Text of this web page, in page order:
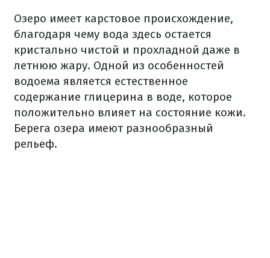
Озеро имеет карстовое происхождение,
благодаря чему вода здесь остается
кристально чистой и прохладной даже в
летнюю жару. Одной из особенностей
водоема является естественное
содержание глицерина в воде, которое
положительно влияет на состояние кожи.
Берега озера имеют разнообразный
рельеф.